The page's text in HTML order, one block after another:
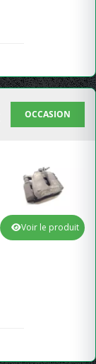
OCCASION
Voir le produit